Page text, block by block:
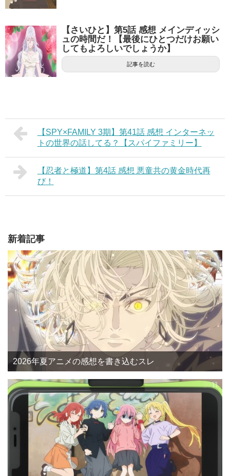
【さいひと】第5話 感想 メインディッシ
ュの時間だ！【最後にひとつだけお願い
してもよろしいでしょうか】
記事を読む
【SPY×FAMILY 3期】第41話 感想 インターネッ
トの世界の話してる？【スパイファミリー】
【忍者と極道】第4話 感想 悪童共の黄金時代再
び！
新着記事
2026年夏アニメの感想を書き込むスレ